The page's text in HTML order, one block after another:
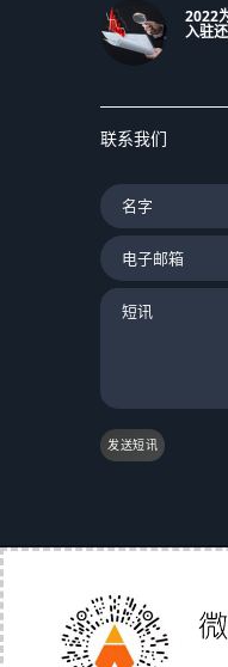
2022
入驻
联系我们
发送短讯
导航|中国家具网
|